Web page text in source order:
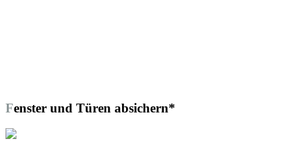
Fenster und Türen absichern*